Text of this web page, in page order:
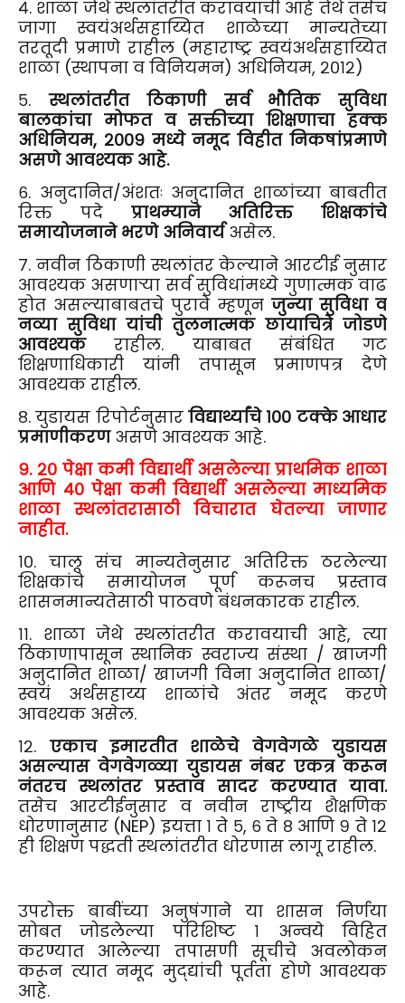
४. शाळा जेथे स्थलांतरीत करावयाची आहे तेथे तसेच
जागा स्वयंअर्थसहाय्यित शाळेच्या मान्यतेच्या
तरतूदी प्रमाणे राहील (महाराष्ट्र स्वयंअर्थसहाय्यित
शाळा (स्थापना व विनियमन) अधिनियम, २०१२)
५.स्थलांतरीत ठिकाणी सर्व भौतिक सुविधा
बालकांचा मोफत व सक्तीच्या शिक्षणाचा हक्क
अधिनियम, २००९ मध्ये नमूद विहीत निकषांप्रमाणे
असणे आवश्यक आहे.
६. अनुदानित/अंशतः अनुदानित शाळांच्या बाबतीत
रिक्त पदे प्राथम्याने अतिरिक्त शिक्षकांचे
समायोजनाने भरणे अनिवार्यअसेल.
७. नवीन ठिकाणी स्थलांतर केल्याने आरटीई नुसार
आवश्यक असणाऱ्या सर्व सुविधांमध्ये गुणात्मक वाढ
होत असल्याबाबतचे पुरावे म्हणून जुन्या सुविधा व
नव्या सुविधा यांची तुलनात्मक छायाचित्रे जोडणे
आवश्यकराहील. याबाबत संबंधित गट
शिक्षणाधिकारी यांनी तपासून प्रमाणपत्र देणे
आवश्यक राहील.
८. युडायस रिपोर्टनुसार विद्यार्थ्यांचे १०० टक्के आधार
प्रमाणीकरणअसणे आवश्यक आहे.
९. २० पेक्षा कमी विद्यार्थी असलेल्या प्राथमिक शाळा
आणि ४० पेक्षा कमी विद्यार्थी असलेल्या माध्यमिक
शाळा स्थलांतरासाठी विचारात घेतल्या जाणार
नाहीत.
१०. चालू संच मान्यतेनुसार अतिरिक्त ठरलेल्या
शिक्षकांचे समायोजन पूर्ण करूनच प्रस्ताव
शासनमान्यतेसाठी पाठवणे बंधनकारक राहील.
११. शाळा जेथे स्थलांतरीत करावयाची आहे, त्या
ठिकाणापासून स्थानिक स्वराज्य संस्था / खाजगी
अनुदानित शाळा/ खाजगी विना अनुदानित शाळा/
स्वयं अर्थसहाय्य शाळांचे अंतर नमूद करणे
आवश्यक असेल.
१२. एकाच इमारतीत शाळेचे वेगवेगळे युडायस
असल्यास वेगवेगळ्या युडायस नंबर एकत्र करून
नंतरच स्थलांतर प्रस्ताव सादर करण्यात यावा.
तसेच आरटीईनुसार व नवीन राष्ट्रीय शैक्षणिक
धोरणानुसार (NEP) इयत्ता १ ते ५, ६ ते ८ आणि ९ ते १२
ही शिक्षण पद्धती स्थलांतरीत धोरणास लागू राहील.
उपरोक्त बाबींच्या अनुषंगाने या शासन निर्णया
सोबत जोडलेल्या परिशिष्ट १ अन्वये विहित
करण्यात आलेल्या तपासणी सूचीचे अवलोकन
करून त्यात नमूद मुद्द्यांची पूर्तता होणे आवश्यक
आहे.